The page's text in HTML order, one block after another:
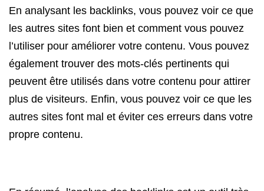
En analysant les backlinks, vous pouvez voir ce que
les autres sites font bien et comment vous pouvez
l’utiliser pour améliorer votre contenu. Vous pouvez
également trouver des mots-clés pertinents qui
peuvent être utilisés dans votre contenu pour attirer
plus de visiteurs. Enfin, vous pouvez voir ce que les
autres sites font mal et éviter ces erreurs dans votre
propre contenu.